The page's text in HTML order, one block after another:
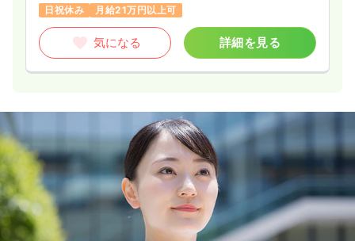
日祝休み
月給21万円以上可
気になる 詳細を見る